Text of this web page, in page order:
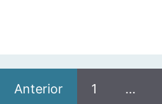
Anterior 1 …